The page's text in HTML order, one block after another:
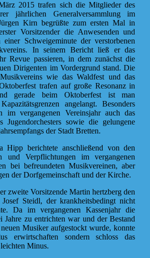
2015 trafen sich die Mitglieder des
jährlichen Generalversammlung im
Kirn begrüßte zum ersten Mal in
Vorsitzender die Anwesenden und
einer Schweigeminute der verstorbenen
In seinem Bericht ließ er das
Revue passieren, in dem zunächst die
Dirigenten im Vordergrund stand. Die
wie das Waldfest und das
trafen auf große Resonanz in
gerade beim Oktoberfest ist man
angelangt. Besonders
im vergangenen Vereinsjahr auch das
Jugendorchesters sowie die gelungene
der Stadt Bretten.
Hipp berichtete anschließend von den
und Verpflichtungen im vergangenen
bei befreundeten Musikvereinen, aber
der Dorfgemeinschaft und der Kirche.
zweite Vorsitzende Martin hertzberg den
Steidl, der krankheitsbedingt nicht
Da im vergangenen Kassenjahr die
Jahre zu entrichten war und der Bestand
Musiker aufgestockt wurde, konnte
erwirtschaften sondern schloss das
Minus.